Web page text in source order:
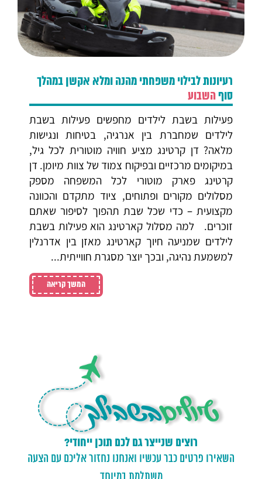
רעיונות לבילוי משפחתי מהנה ומלא אקשן במהלך
סוףהשבוע
פעילות בשבת לילדים מחפשים פעילות בשבת
לילדים שמחברת בין אנרגיה, בטיחות ונגישות
מלאה? דן קרטינג מציע חוויה מוטורית לכל גיל,
במיקומים מרכזיים ובפיקוח צמוד של צוות מיומן. דן
קרטינג פארק מוטורי לכל המשפחה מספק
מסלולים מקורים ופתוחים, ציוד מתקדם והכוונה
מקצועית – כדי שכל שבת תהפוך לסיפור שאתם
זוכרים. למה מסלול קארטינג הוא פעילות בשבת
לילדים שמניעה חיוך קארטינג מאזן בין אדרנלין
למשמעת נהיגה, ובכך יוצר מסגרת חווייתית...
המשך קריאה
רוצים שנייצר גם לכם תוכן ייחודי?
השאירו פרטים כבר עכשיו ואנחנו נחזור אליכם עם הצעה